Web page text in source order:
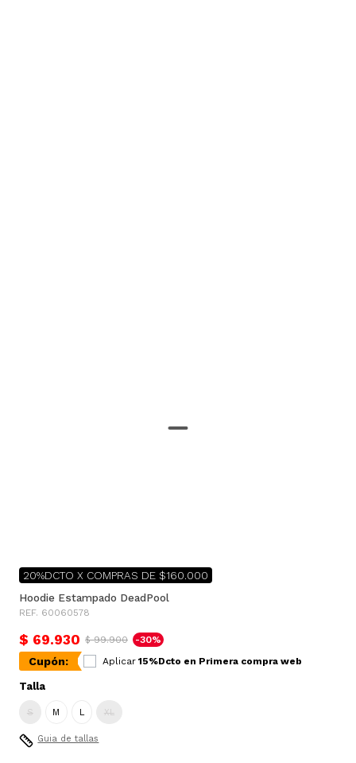
20%DCTO X COMPRAS DE $160.000
Hoodie Estampado DeadPool
REF. 60060578
$ 69.930 $ 99.900 -30%
Cupón: Aplicar 15%Dcto en Primera compra web
Talla
S M L XL
Guia de tallas